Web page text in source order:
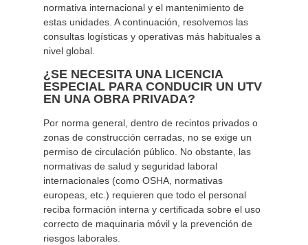
normativa internacional y el mantenimiento de
estas unidades. A continuación, resolvemos las
consultas logísticas y operativas más habituales a
nivel global.
¿SE NECESITA UNA LICENCIA
ESPECIAL PARA CONDUCIR UN UTV
EN UNA OBRA PRIVADA?
Por norma general, dentro de recintos privados o
zonas de construcción cerradas, no se exige un
permiso de circulación público. No obstante, las
normativas de salud y seguridad laboral
internacionales (como OSHA, normativas
europeas, etc.) requieren que todo el personal
reciba formación interna y certificada sobre el uso
correcto de maquinaria móvil y la prevención de
riesgos laborales.